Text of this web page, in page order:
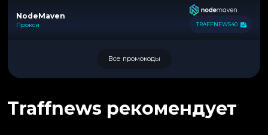
NodeMaven
Прокси TRAFFNEWS40
Все промокоды
Traffnews рекомендует